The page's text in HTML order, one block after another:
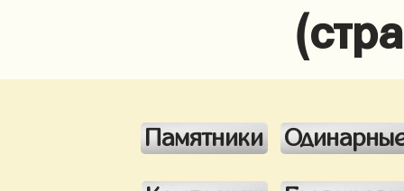
Памятники